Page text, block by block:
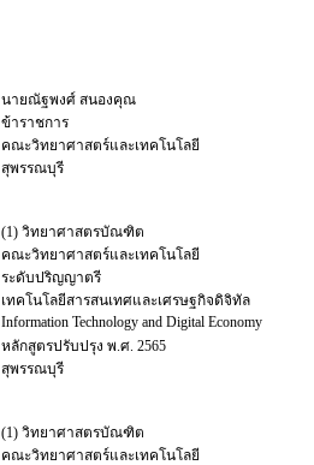
นายณัฐพงศ์ สนองคุณ
ข้าราชการ
คณะวิทยาศาสตร์และเทคโนโลยี
สุพรรณบุรี
(1) วิทยาศาสตรบัณฑิต
คณะวิทยาศาสตร์และเทคโนโลยี
ระดับปริญญาตรี
เทคโนโลยีสารสนเทศและเศรษฐกิจดิจิทัล
Information Technology and Digital Economy
หลักสูตรปรับปรุง พ.ศ. 2565
สุพรรณบุรี
(1) วิทยาศาสตรบัณฑิต
คณะวิทยาศาสตร์และเทคโนโลยี